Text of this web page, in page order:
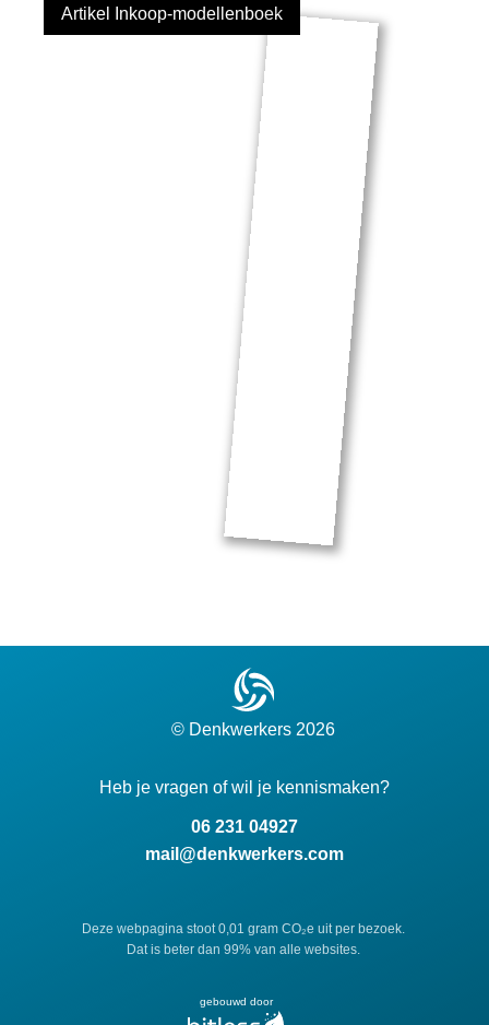
Artikel Inkoop-modellenboek
© Denkwerkers 2026
Heb je vragen of wil je kennismaken?
06 231 04927
mail@denkwerkers.com
Deze webpagina stoot 0,01 gram CO₂e uit per bezoek.
Dat is beter dan 99% van alle websites.
gebouwd door